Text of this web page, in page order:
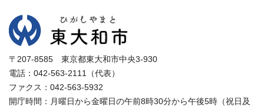
〒207-8585 東京都東大和市中央3-930
電話：042-563-2111（代表）
ファクス：042-563-5932
開庁時間：月曜日から金曜日の午前8時30分から午後5時（祝日及